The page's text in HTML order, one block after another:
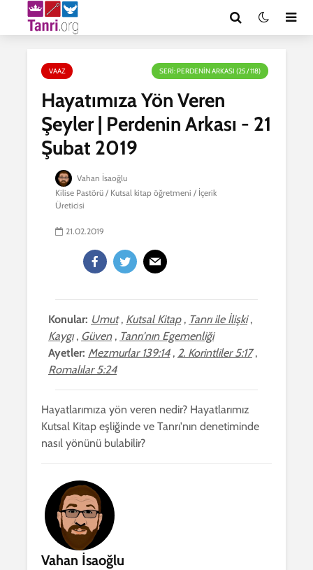
VAAZ SERI: PERDENIN ARKASI (25 / 118)
Hayatımıza Yön Veren
Şeyler | Perdenin Arkası - 21
Şubat 2019
Vahan İsaoğlu
Kilise Pastörü / Kutsal kitap öğretmeni / İçerik
Üreticisi
21.02.2019
Konular: Umut, Kutsal Kitap, Tanrı ile İlişki,
Kaygı, Güven, Tanrı'nın Egemenliği
Ayetler: Mezmurlar 139:14, 2. Korintliler 5:17,
Romalılar 5:24
Hayatlarımıza yön veren nedir? Hayatlarımız
Kutsal Kitap eşliğinde ve Tanrı'nın denetiminde
nasıl yönünü bulabilir?
Vahan İsaoğlu